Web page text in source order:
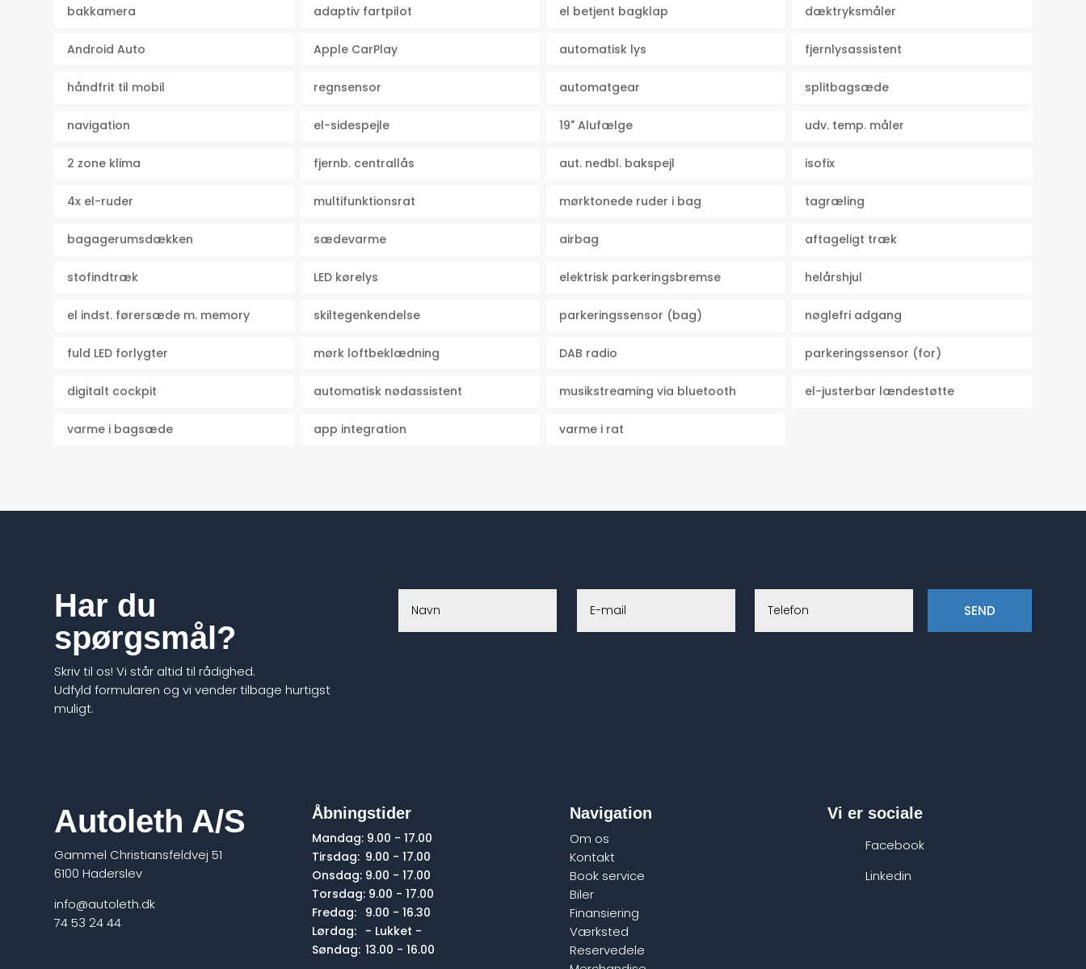
bakkamera adaptiv fartpilot el betjent bagklap dæktryksmåler
Android Auto Apple CarPlay automatisk lys fjernlysassistent
håndfrit til mobil regnsensor automatgear splitbagsæde
navigation el-sidespejle 19" Alufælge udv. temp. måler
2 zone klima fjernb. centrallås aut. nedbl. bakspejl isofix
4x el-ruder multifunktionsrat mørktonede ruder i bag tagræling
bagagerumsdækken sædevarme airbag aftageligt træk
stofindtræk LED kørelys elektrisk parkeringsbremse helårshjul
el indst. førersæde m. memory skiltegenkendelse parkeringssensor (bag) nøglefri adgang
fuld LED forlygter mørk loftbeklædning DAB radio parkeringssensor (for)
digitalt cockpit automatisk nødassistent musikstreaming via bluetooth el-justerbar lændestøtte
varme i bagsæde app integration varme i rat
Har du
spørgsmål?
Skriv til os! Vi står altid til rådighed.
Udfyld formularen og vi vender tilbage hurtigst
muligt.
SEND
Autoleth A/S
Gammel Christiansfeldvej 51
6100 Haderslev
info@autoleth.dk
74 53 24 44
Åbningstider
Mandag: 9.00 - 17.00
Tirsdag: 9.00 - 17.00
Onsdag: 9.00 - 17.00
Torsdag: 9.00 - 17.00
Fredag: 9.00 - 16.30
Lørdag: - Lukket -
Søndag: 13.00 - 16.00
Navigation
Om os
Kontakt
Book service
Biler
Finansiering
Værksted
Reservedele
Vi er sociale
Facebook
Linkedin